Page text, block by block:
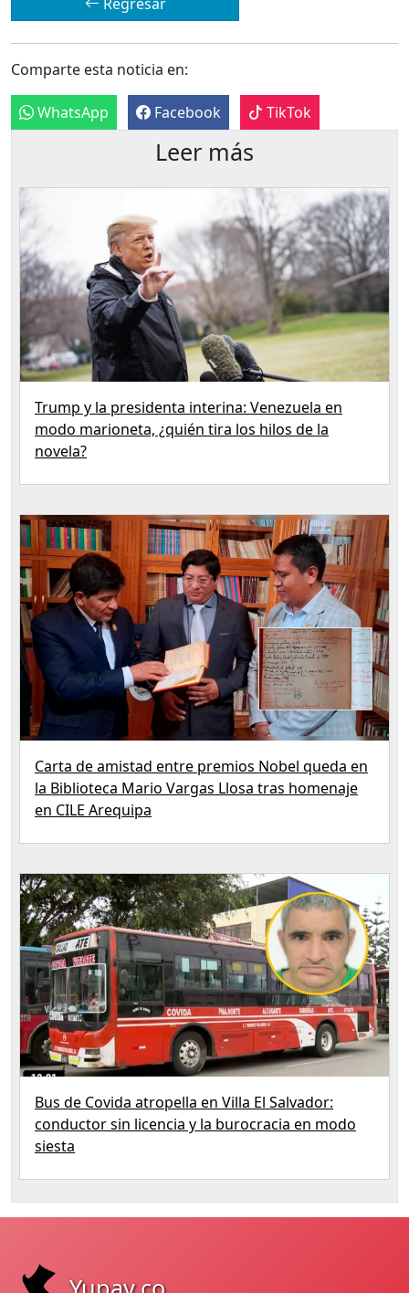
Comparte esta noticia en:
WhatsApp Facebook TikTok
Leer más
Trump y la presidenta interina: Venezuela en
modo marioneta, ¿quién tira los hilos de la
novela?
Carta de amistad entre premios Nobel queda en
la Biblioteca Mario Vargas Llosa tras homenaje
en CILE Arequipa
Bus de Covida atropella en Villa El Salvador:
conductor sin licencia y la burocracia en modo
siesta